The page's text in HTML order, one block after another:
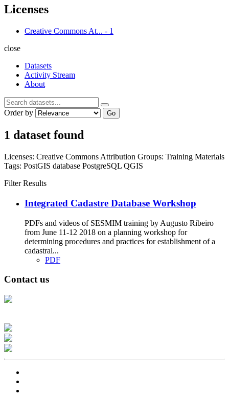
Licenses
Creative Commons At... - 1
close
Datasets
Activity Stream
About
Order by Go
1 dataset found
Licenses: Creative Commons Attribution Groups: Training Materials
Tags: PostGIS database PostgreSQL QGIS
Filter Results
Integrated Cadastre Database Workshop
PDFs and videos of SESMIM training by Augusto Ribeiro
from June 11-12 2018 on a planning workshop for
determining procedures and practices for establishment of a
cadastral...
PDF
Contact us